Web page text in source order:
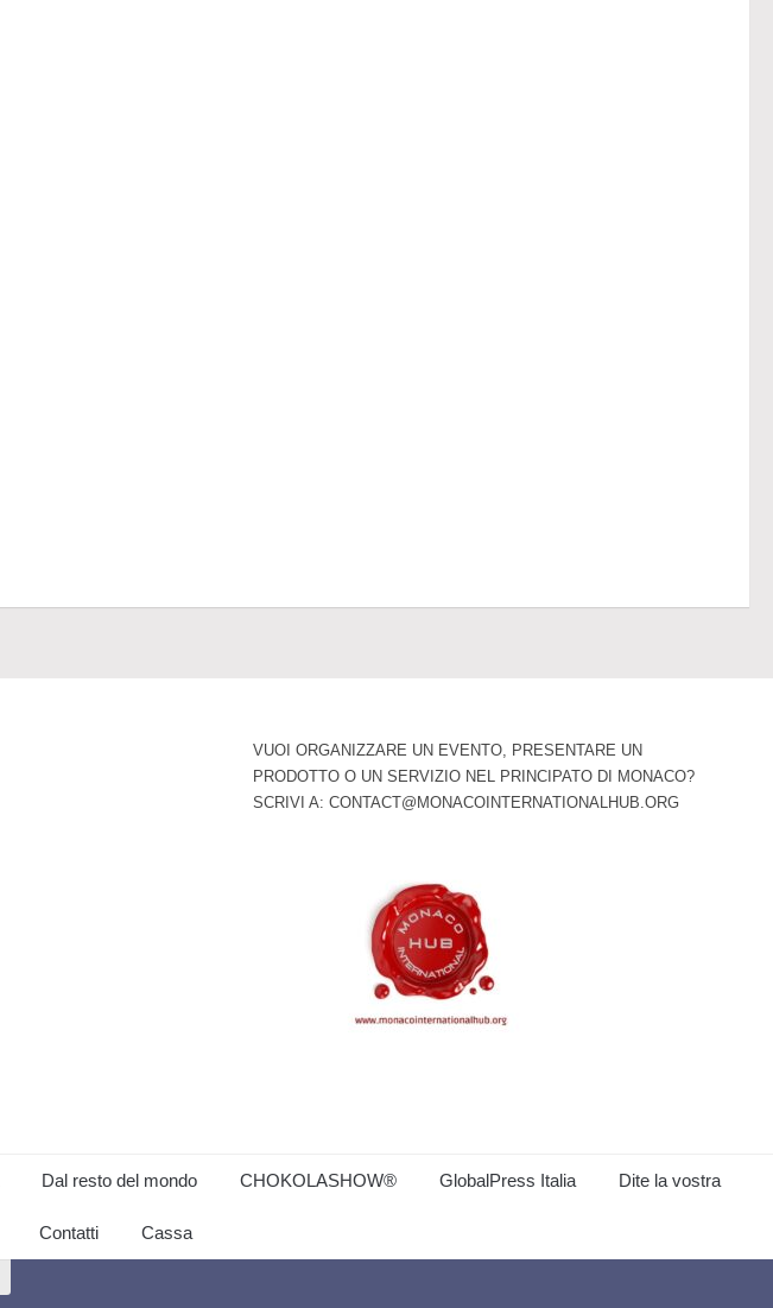
VUOI ORGANIZZARE UN EVENTO, PRESENTARE UN
PRODOTTO O UN SERVIZIO NEL PRINCIPATO DI MONACO?
SCRIVI A: CONTACT@MONACOINTERNATIONALHUB.ORG
Dal resto del mondo CHOKOLASHOW® GlobalPress Italia Dite la vostra
Contatti Cassa